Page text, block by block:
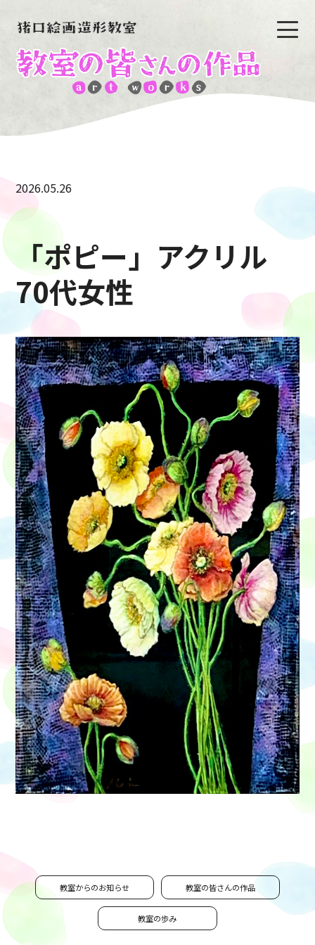
2026.05.26
「ポピー」アクリル
70代女性
教室からのお知らせ 教室の皆さんの作品
教室の歩み